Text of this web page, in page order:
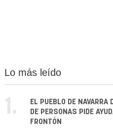
Lo más leído
1.
EL PUEBLO DE NAVARRA
DE PERSONAS PIDE
FRONTÓN